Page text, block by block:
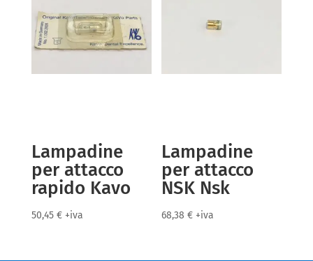
Lampadine
per attacco
rapido Kavo
50,45 € +iva
Lampadine
per attacco
NSK Nsk
68,38€ +iva